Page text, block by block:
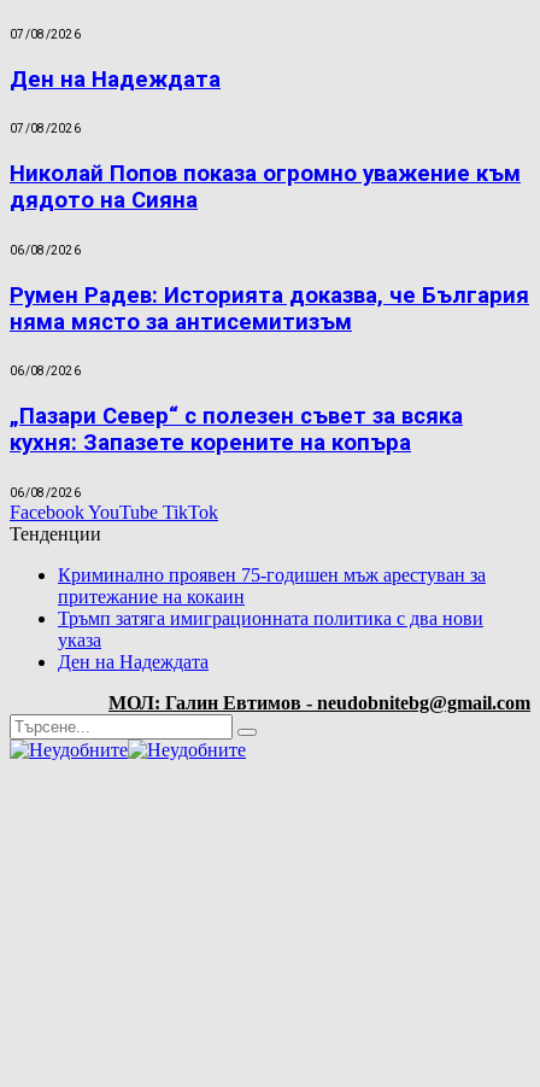
07/08/2026
Ден на Надеждата
07/08/2026
Николай Попов показа огромно уважение към
дядото на Сияна
06/08/2026
Румен Радев: Историята доказва, че България
няма място за антисемитизъм
06/08/2026
„Пазари Север“ с полезен съвет за всяка
кухня: Запазете корените на копъра
06/08/2026
FacebookYouTube TikTok
Тенденции
Криминално проявен 75-годишен мъж арестуван за
притежание на кокаин
Тръмп затяга имиграционната политика с два нови
указа
Ден на Надеждата
МОЛ: Галин Евтимов - neudobnitebg@gmail.com